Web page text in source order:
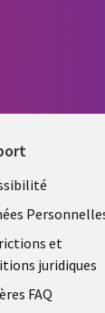
et
juridiques
FAQ